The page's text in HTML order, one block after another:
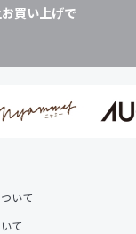
買い上げで
いて
て